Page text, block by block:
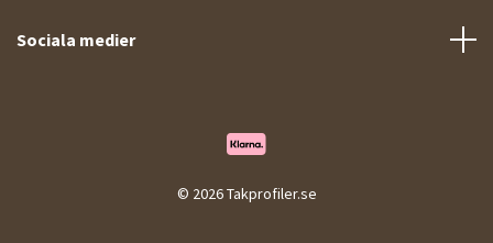
Sociala medier
© 2026 Takprofiler.se